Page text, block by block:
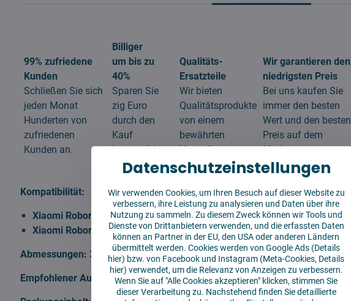
99% zufriedene
Kunden
Schließen Sie sich
jeden Monat
Hunderten von
zufriedenen
Kunden an.
Billiger
um bis zu
40%
Sparen Sie
zig Euro
durch den
Kauf
kompatibler
Teile.
Qualitäts-
Ersatzteile
Wir bieten
Qualitätsprodukte
von einem
bewährten
Hersteller.
Wir garantieren den
niedrigsten Preis
Bei uns kaufen Sie
immer den besten
Wert und den besten
Preis auf dem
Markt.
Kompatibilität:
Xiaomi Roborock S8
Xiaomi Roborock S8+
Abmessungen: 300*110 mm
Empfohlener Austausch:3 Monate
Datenschutzeinstellungen
Wir verwenden Cookies, um Ihren Besuch auf dieser Website zu
verbessern, ihre Leistung zu analysieren und Daten über ihre
Nutzung zu sammeln. Zu diesem Zweck können wir Tools und
Dienste von Drittanbietern verwenden, und die erfassten Daten
können an Partner in der EU, den USA oder anderen Ländern
übermittelt werden. Cookies werden von Google Ads (Details
hier) bzw. von Facebook und Instagram (Meta-Cookies, Details
hier) verwendet, um die Relevanz von Anzeigen zu verbessern.
Wenn Sie auf "Alle Cookies akzeptieren" klicken, stimmen Sie
dieser Verarbeitung zu. Nachstehend finden Sie detaillierte